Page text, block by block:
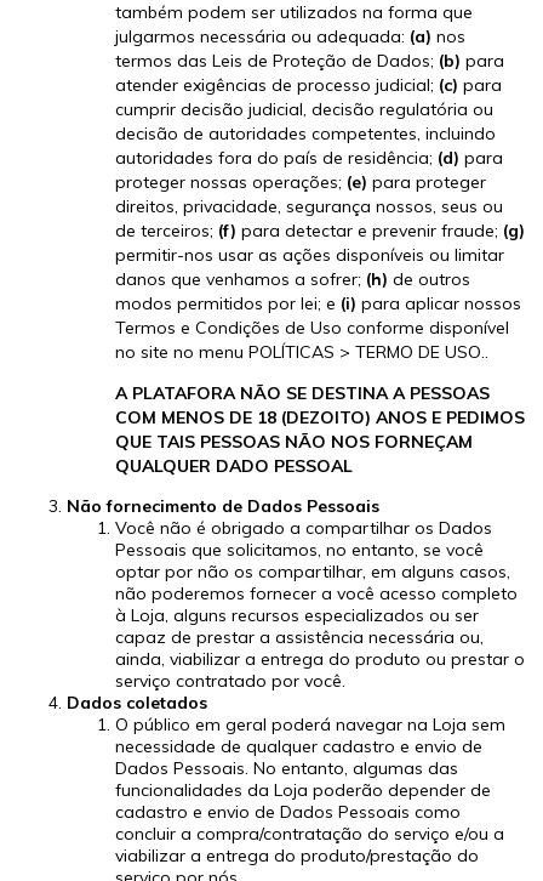
também podem ser utilizados na forma que
julgarmos necessária ou adequada: (a) nos
termos das Leis de Proteção de Dados; (b) para
atender exigências de processo judicial; (c) para
cumprir decisão judicial, decisão regulatória ou
decisão de autoridades competentes, incluindo
autoridades fora do país de residência; (d) para
proteger nossas operações; (e) para proteger
direitos, privacidade, segurança nossos, seus ou
de terceiros; (f) para detectar e prevenir fraude; (g)
permitir-nos usar as ações disponíveis ou limitar
danos que venhamos a sofrer; (h) de outros
modos permitidos por lei; e (i) para aplicar nossos
Termos e Condições de Uso conforme disponível
no site no menu POLÍTICAS > TERMO DE USO..
A PLATAFORA NÃO SE DESTINA A PESSOAS
COM MENOS DE 18 (DEZOITO) ANOS E PEDIMOS
QUE TAIS PESSOAS NÃO NOS FORNEÇAM
QUALQUER DADO PESSOAL
Não fornecimento de Dados Pessoais
Você não é obrigado a compartilhar os Dados
Pessoais que solicitamos, no entanto, se você
optar por não os compartilhar, em alguns casos,
não poderemos fornecer a você acesso completo
à Loja, alguns recursos especializados ou ser
capaz de prestar a assistência necessária ou,
ainda, viabilizar a entrega do produto ou prestar o
serviço contratado por você.
Dados coletados
O público em geral poderá navegar na Loja sem
necessidade de qualquer cadastro e envio de
Dados Pessoais. No entanto, algumas das
funcionalidades da Loja poderão depender de
cadastro e envio de Dados Pessoais como
concluir a compra/contratação do serviço e/ou a
viabilizar a entrega do produto/prestação do